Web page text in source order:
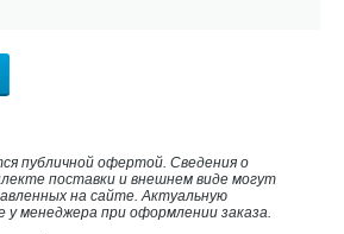
публичной офертой. Сведения о
поставки и внешнем виде могут
на сайте. Актуальную
менеджера при оформлении заказа.